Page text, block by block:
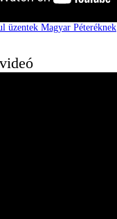
üzentek Magyar Péteréknek